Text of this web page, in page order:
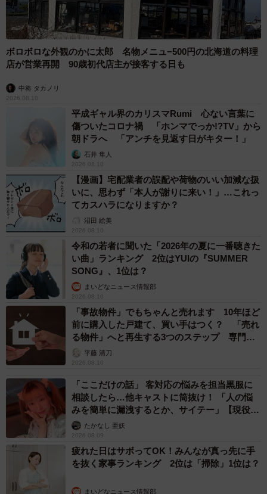
ボロボロな外観のかに太郎 名物メニュ−500円の北海道の料理
店が営業再開 90歳初代店主が接客する日も
中将 タカノリ
2026.08.10
平成ギャル界のカリスマRumi 心ない言葉に
傷ついたコロナ禍 「ホンマでっか!?TV」から
朝ドラへ 「アンチを見返す日がキター！」
石井 隼人
2026.08.10
【漫画】宅配業者の誤配や荷物のいい加減な扱
いに、思わず「本人が謝りに来い！」…これっ
てカスハラになりますか？
沼田 絵美
2026.08.10
令和の若者に聞いた「2026年の夏に一番聴きた
い曲」ランキング 2位はYUIの『SUMMER
SONG』、1位は？
まいどなニュース情報部
2026.08.10
「事故物件」でもちゃんと売れます 10年ほど
前に購入した戸建て、買い手はつく？ 「売れ
る物件」へと再生する3つのステップ 専門家
が解説平藤 清刀
2026.08.10
「ここだけの話」 客対応の悩みを担当黒服に
相談したら…他キャストに筒抜け！ 「人の悩
みを簡単に漏洩するとか、サイテー」【現役キ
ャストに取材】
たかなし 亜妖
2026.08.09
疲れた日はサボってOK！みんなが真っ先に手
を抜く家事ランキング 2位は「掃除」1位は？
まいどなニュース情報部